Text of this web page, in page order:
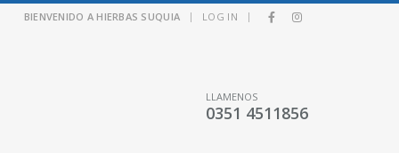
BIENVENIDO A HIERBAS SUQUIA | LOG IN |
LLAMENOS
0351 4511856